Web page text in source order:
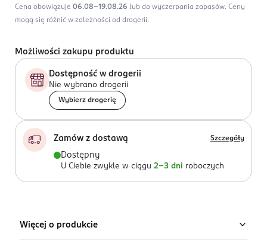
Cena obowiązuje 06.08-19.08.26 lub do wyczerpania zapasów. Ceny
mogą się różnić w zależności od drogerii.
Możliwości zakupu produktu
Dostępność w drogerii
Nie wybrano drogerii
Wybierz drogerię
Zamów z dostawą Szczegóły
Dostępny
U Ciebie zwykle w ciągu 2-3 dni roboczych
Więcej o produkcie